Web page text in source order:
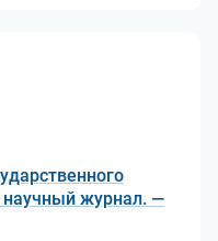
научный журнал. —